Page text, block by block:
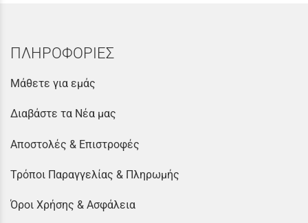
ΠΛΗΡΟΦΟΡΙΕΣ
Μάθετε για εμάς
Διαβάστε τα Νέα μας
Αποστολές & Επιστροφές
Τρόποι Παραγγελίας & Πληρωμής
Όροι Χρήσης & Ασφάλεια